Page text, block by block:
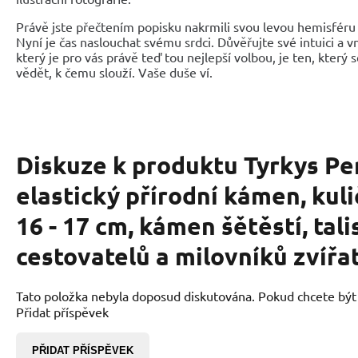
Právě jste přečtením popisku nakrmili svou levou
Nyní je čas naslouchat svému srdci. Důvěřujte své intuici a
který je pro vás právě teď tou nejlepší volbou, je ten, který
vědět, k čemu slouží. Vaše duše ví.
Diskuze k produktu Tyrkys
elastický přírodní kámen,
16 - 17 cm, kámen šětěstí,
cestovatelů a milovníků
Tato položka nebyla doposud diskutována. Pokud chcete
Přidat příspěvek
PŘIDAT PŘÍSPĚVEK